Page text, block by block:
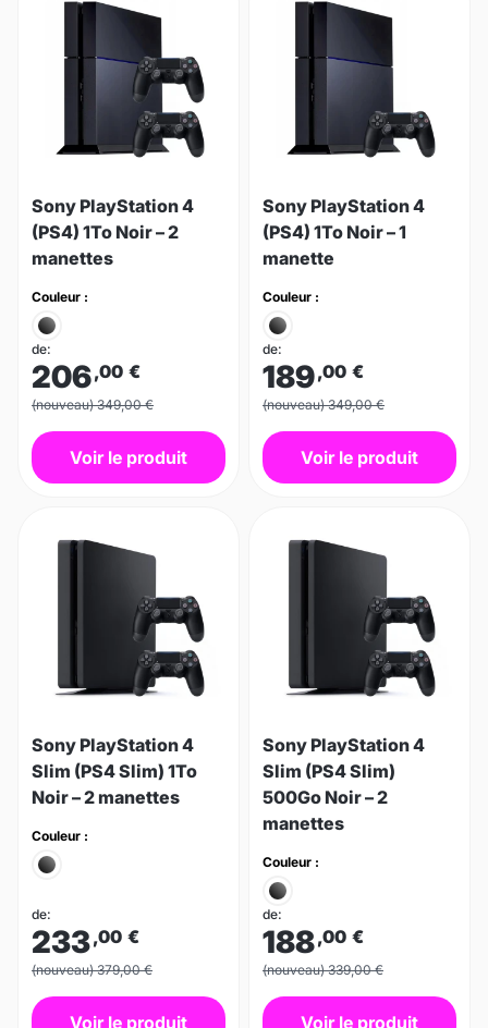
Sony PlayStation 4
(PS4) 1To Noir – 2
manettes
Couleur :
de:
206,00 €
(nouveau) 349,00 €
Voir le produit
Sony PlayStation 4
(PS4) 1To Noir – 1
manette
Couleur :
de:
189,00 €
(nouveau) 349,00 €
Voir le produit
Sony PlayStation 4
Slim (PS4 Slim) 1To
Noir – 2 manettes
Couleur :
de:
233,00 €
(nouveau) 379,00 €
Voir le produit
Sony PlayStation 4
Slim (PS4 Slim)
500Go Noir – 2
manettes
Couleur :
de:
188,00 €
(nouveau) 339,00 €
Voir le produit